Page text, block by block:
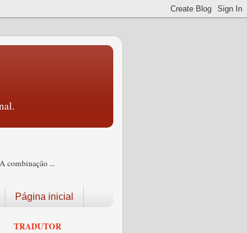
combinação ...
Página inicial
TRADUTOR